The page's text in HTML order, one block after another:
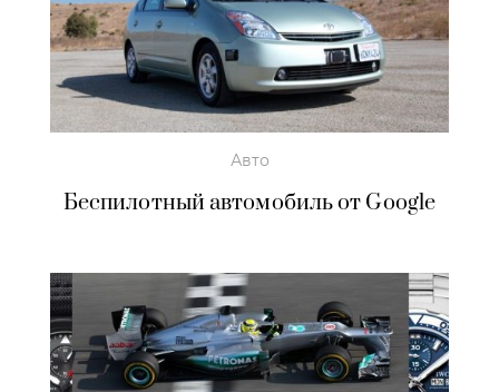
Авто
Беспилотный автомобиль от Google